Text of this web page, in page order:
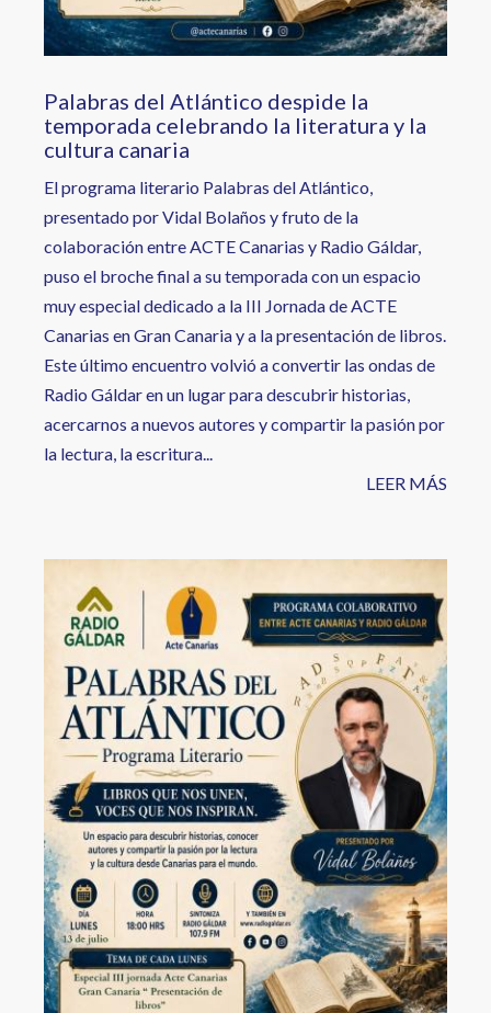
Palabras del Atlántico despide la
temporada celebrando la literatura y la
cultura canaria
El programa literario Palabras del Atlántico,
presentado por Vidal Bolaños y fruto de la
colaboración entre ACTE Canarias y Radio Gáldar,
puso el broche final a su temporada con un espacio
muy especial dedicado a la III Jornada de ACTE
Canarias en Gran Canaria y a la presentación de libros.
Este último encuentro volvió a convertir las ondas de
Radio Gáldar en un lugar para descubrir historias,
acercarnos a nuevos autores y compartir la pasión por
la lectura, la escritura...
LEER MÁS